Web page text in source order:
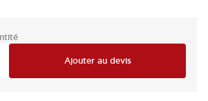
Ajouter au devis